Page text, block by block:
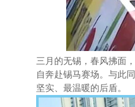
三月的无锡，春风拂面
自奔赴锡马赛场。与此
坚实、最温暖的后盾。